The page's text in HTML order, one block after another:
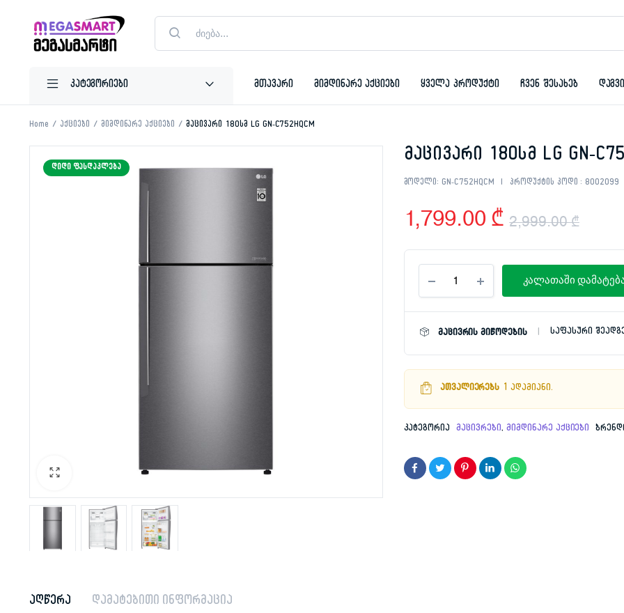
Products
search
მთავარი მიმდინარე აქციები ყველა პროდუქტი ჩვენ შესახებ
Home აქციები მიმდინარე აქციები მაცივარი 180სმ LG GN-C752HQCM
ᲓᲘᲓᲘ ᲤᲐᲡᲓᲐᲙᲚᲔᲑᲐ მაცივარი 180სმ LG GN-
მოდელი: GN-C752HQCM პროდუქტის კოდი : 8002099
2,999.00₾
was:
1,799.00 ₾
is:
180სმ
LG
GN-
რაოდენობა
კალათაში
მაცივრის მიწოდების საფასური
ათვალიერებს 1 ადამიანი.
კატეგორია მაცივრები, მიმდინარე აქციები
აღწერა დამატებითი ინფორმაცია